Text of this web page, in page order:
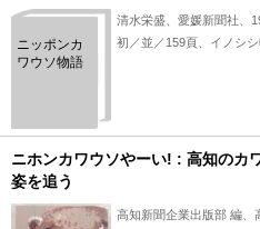
ニッポンカ
ワウソ物語
清水栄盛、愛媛新聞社、
初／並／159頁、イノシ
ニホンカワウソやーい! : 高知のカ
姿を追う
高知新聞企業出版部 編、